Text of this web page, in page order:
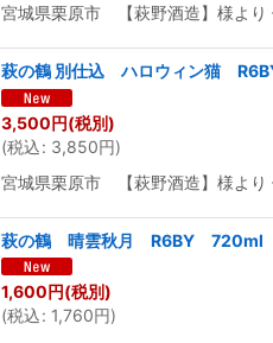
宮城県栗原市 【萩野酒造】様
萩の鶴 別仕込 ハロウィン猫
3,500円(税別)
(税込: 3,850円)
宮城県栗原市 【萩野酒造】様
萩の鶴 晴雲秋月 R6BY 720ml
1,600円(税別)
(税込: 1,760円)